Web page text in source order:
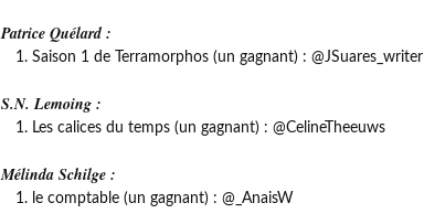
Patrice Quélard :
Saison 1 de Terramorphos (un gagnant) : @JSuares_writer
S.N. Lemoing :
Les calices du temps (un gagnant) : @CelineTheeuws
Mélinda Schilge :
le comptable (un gagnant) : @_AnaisW